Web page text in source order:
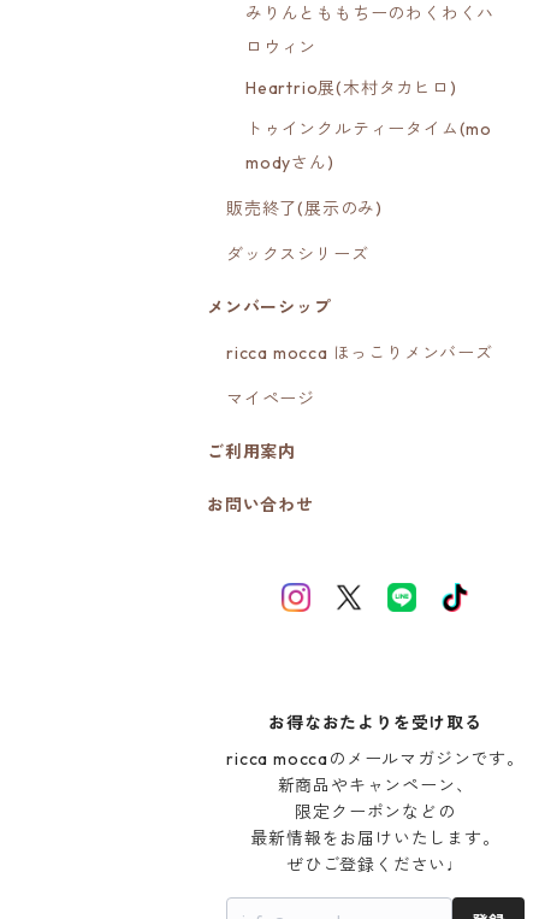
みりんとももちーのわくわくハ
ロウィン
Heartrio展(木村タカヒロ)
トゥインクルティータイム(mo
modyさん)
販売終了(展示のみ)
ダックスシリーズ
メンバーシップ
ricca mocca ほっこりメンバーズ
マイページ
ご利用案内
お問い合わせ
お得なおたよりを受け取る
ricca moccaのメールマガジンです。
新商品やキャンペーン、
限定クーポンなどの
最新情報をお届けいたします。
ぜひご登録ください♩